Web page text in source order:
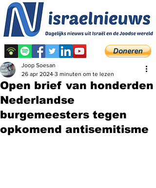
Open brief van honderden
Nederlandse
burgemeesters tegen
opkomend antisemitisme
Joop Soesan
26 apr 2024 3 minuten om te lezen